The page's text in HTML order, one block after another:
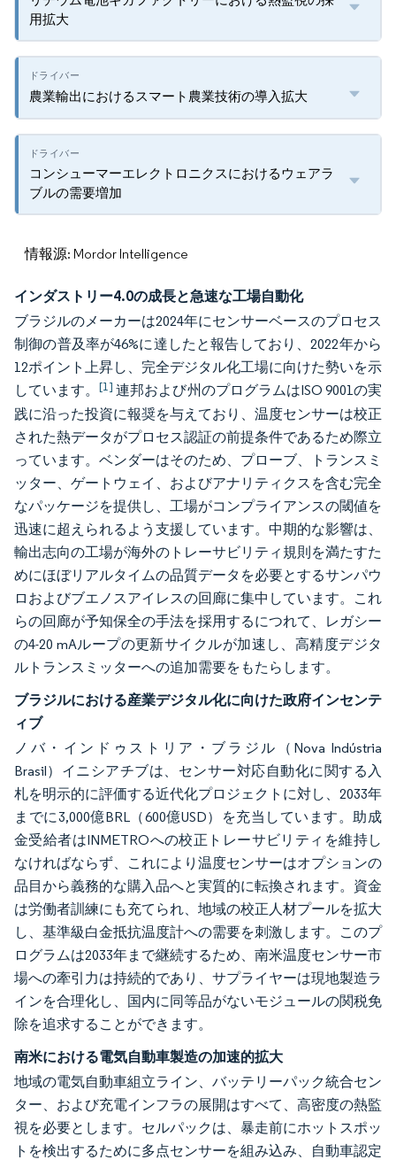
用拡大
農業輸出におけるスマート農業技術の導入拡大
コンシューマーエレクトロニクスにおけるウェアラ
ブルの需要増加
情報源: Mordor Intelligence
インダストリー4.0の成長と急速な工場自動化
ブラジルのメーカーは2024年にセンサーベースのプロセス
制御の普及率が46%に達したと報告しており、2022年から
12ポイント上昇し、完全デジタル化工場に向けた勢いを示
しています。[1] 連邦および州のプログラムはISO 9001の実
践に沿った投資に報奨を与えており、温度センサーは校正
された熱データがプロセス認証の前提条件であるため際立
っています。ベンダーはそのため、プローブ、トランスミ
ッター、ゲートウェイ、およびアナリティクスを含む完全
なパッケージを提供し、工場がコンプライアンスの閾値を
迅速に超えられるよう支援しています。中期的な影響は、
輸出志向の工場が海外のトレーサビリティ規則を満たすた
めにほぼリアルタイムの品質データを必要とするサンパウ
ロおよびブエノスアイレスの回廊に集中しています。これ
らの回廊が予知保全の手法を採用するにつれて、レガシー
の4-20 mAループの更新サイクルが加速し、高精度デジタ
ルトランスミッターへの追加需要をもたらします。
ブラジルにおける産業デジタル化に向けた政府インセンテ
ィブ
ノバ・インドゥストリア・ブラジル（Nova Indústria
Brasil）イニシアチブは、センサー対応自動化に関する入
札を明示的に評価する近代化プロジェクトに対し、2033年
までに3,000億BRL（600億USD）を充当しています。助成
金受給者はINMETROへの校正トレーサビリティを維持し
なければならず、これにより温度センサーはオプションの
品目から義務的な購入品へと実質的に転換されます。資金
は労働者訓練にも充てられ、地域の校正人材プールを拡大
し、基準級白金抵抗温度計への需要を刺激します。このプ
ログラムは2033年まで継続するため、南米温度センサー市
場への牽引力は持続的であり、サプライヤーは現地製造ラ
インを合理化し、国内に同等品がないモジュールの関税免
除を追求することができます。
南米における電気自動車製造の加速的拡大
地域の電気自動車組立ライン、バッテリーパック統合セン
ター、および充電インフラの展開はすべて、高密度の熱監
視を必要とします。セルパックは、暴走前にホットスポッ
トを検出するために多点センサーを組み込み、自動車認定